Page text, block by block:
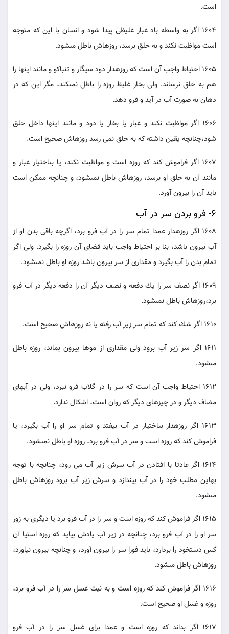
است.
1604 اگر به واسطه باد غبار غليظ‏ى پيدا شود و انسان با اين كه متوجه
است مواظبت نكند و به حلق برسد، روزه‏اش باطل مى‏شود.
1605 احتياط واجب آن است كه روزه‏دار دود سيگار و تنباكو و مانند اينها را
هم به حلق نرساند. ولى بخار غليظ روزه را باطل نمى‏كند، مگر اين كه در
دهان به صورت آب در آيد و فرو دهد.
1606 اگر مواظبت نكند و غبار يا بخار يا دود و مانند اينها داخل حلق
شود،چنانچه يقين داشته كه به حلق نمى رسد روزه‏اش صحيح است.
1607 اگر فراموش كند كه روزه است و مواظبت نكند، يا بى‏اختيار غبار و
مانند آن به حلق او برسد، روزه‏اش باطل نمى‏شود، و چنانچه ممكن است
بايد آن را بيرون آورد.
6- فرو بردن سر در آب
1608 اگر روزه‏دار عمدا تمام سر را در آب فرو برد، اگرچه باقى بدن او از
آب بيرون باشد، بنا بر احتياط واجب بايد قضاى آن روزه را بگيرد. ولى اگر
تمام بدن را آب بگيرد و مقدارى از سر بيرون باشد روزه او باطل نمى‏شود.
1609 اگر نصف سر را يك دفعه و نصف ديگر آن را دفعه ديگر در آب فرو
برد،روزه‏اش باطل نمى‏شود.
1610 اگر شك كند كه تمام سر زير آب رفته يا نه روزه‏اش صحيح است.
1611 اگر سر زير آب برود ولى مقدارى از موها بيرون بماند، روزه باطل
مى‏شود.
1612 احتياط واجب آن است كه سر را در گلاب فرو نبرد، ولى در آبهاى
مضاف ديگر و در چيزهاى ديگر كه روان است، اشكال ندارد.
1613 اگر روزه‏دار بى‏اختيار در آب بيفتد و تمام سر او را آب بگيرد، يا
فراموش كند كه روزه است و سر در آب فرو برد، روزه او باطل نمى‏شود.
1614 اگر عادتا با افتادن در آب سرش زير آب مى رود، چنانچه با توجه
به‏اين مطلب خود را در آب بيندازد و سرش زير آب برود روزه‏اش باطل
مى‏شود.
1615 اگر فراموش كند كه روزه است و سر را در آب فرو برد يا ديگرى به زور
سر او را در آب فرو برد، چنانچه در زير آب يادش بيايد كه روزه است‏يا آن
كس دست‏خود را بردارد، بايد فورا سر را بيرون آورد، و چنانچه بيرون نياورد،
روزه‏اش باطل مى‏شود.
1616 اگر فراموش كند كه روزه است و به نيت غسل سر را در آب فرو برد،
روزه و غسل او صحيح است.
1617 اگر بداند كه روزه است و عمدا براى غسل سر را در آب فرو